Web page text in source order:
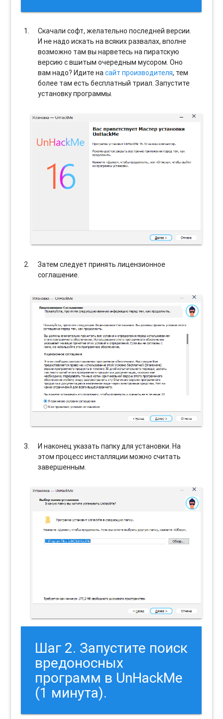
Скачали софт, желательно последней версии.
И не надо искать на всяких развалах, вполне
возможно там вы нарветесь на пиратскую
версию с вшитым очередным мусором. Оно
вам надо? Идите насайт производителя, тем
более там есть бесплатный триал. Запустите
установку программы.
Затем следует принять лицензионное
соглашение.
И наконец указать папку для установки. На
этом процесс инсталляции можно считать
завершенным.
Шаг 2. Запустите поиск
вредоносных
программ в UnHackMe
(1 минута).